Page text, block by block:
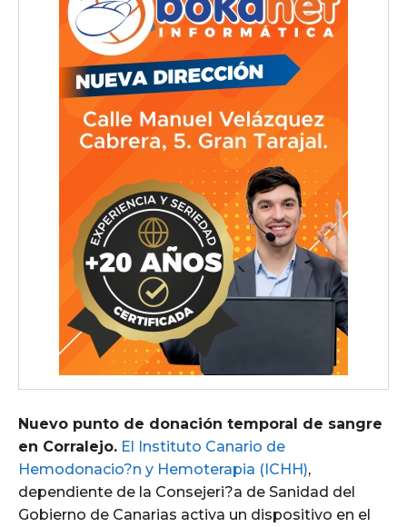
Nuevo punto de donación temporal de sangre
en Corralejo. El Instituto Canario de
Hemodonacio?n y Hemoterapia (ICHH),
dependiente de la Consejeri?a de Sanidad del
Gobierno de Canarias activa un dispositivo en el